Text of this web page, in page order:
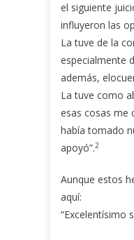
el siguiente
influyeron las
La tuve de la
especialmente
además,
La tuve como
esas cosas me
había tomado
apoyó”.2
Aunque estos
aquí:
“Excelentísimo